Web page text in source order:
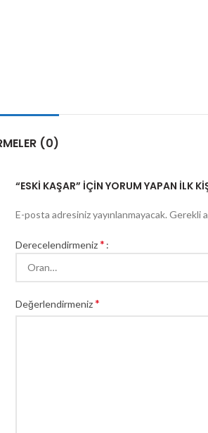
(0)
“ESKI KAŞAR” IÇIN YORUM YAPAN ILK
E-posta adresiniz yayınlanmayacak. Gerekli
Derecelendirmeniz*
Değerlendirmeniz*